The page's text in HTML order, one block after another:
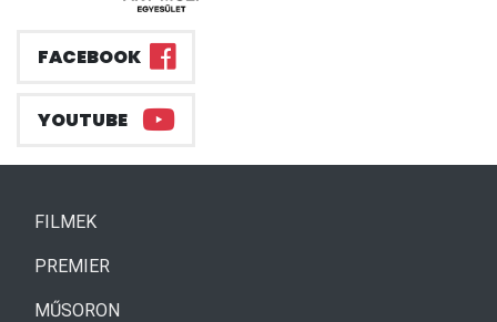
FACEBOOK
YOUTUBE
FILMEK(CURRENT)
PREMIER
MŰSORON